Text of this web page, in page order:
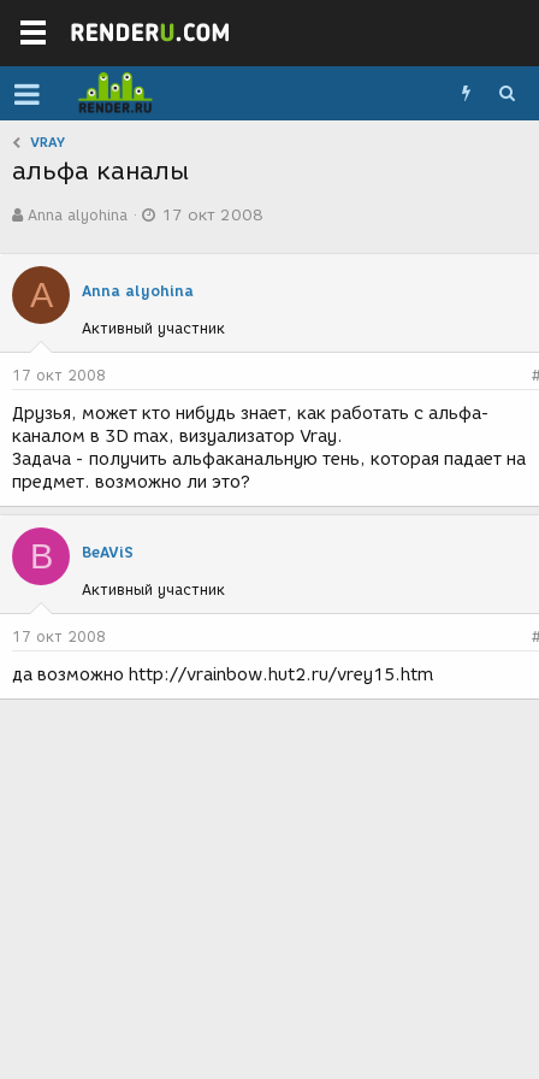
VRAY
альфа каналы
в
о
р
т
е
м
ы
Anna alyohina
а
с
з
д
и
я
17 окт 2008
A Anna alyohina
Активный участник
17 окт 2008
Друзья, может кто нибудь знает, как работать с альфа-
каналом в 3D max, визуализатор Vray.
Задача - получить альфаканальную тень, которая падает на
предмет. возможно ли это?
B BeAViS
Активный участник
17 окт 2008
да возможно http://vrainbow.hut2.ru/vrey15.htm